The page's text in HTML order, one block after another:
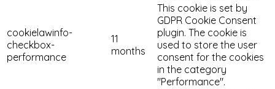
cookielawinfo-
checkbox-
performance
11
months
This cookie is set by
GDPR Cookie Consent
plugin. The cookie is
used to store the user
consent for the cookies
in the category
"Performance".